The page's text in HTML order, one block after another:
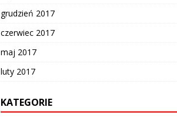
grudzień 2017
czerwiec 2017
maj 2017
luty 2017
KATEGORIE